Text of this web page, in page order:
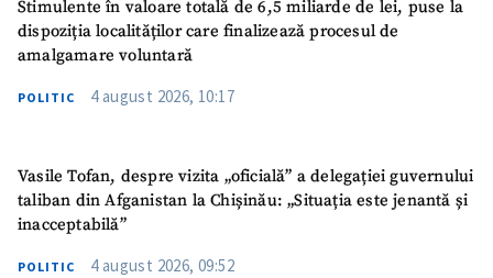
Stimulente în valoare totală de 6,5 miliarde de lei, puse la
dispoziția localităților care finalizează procesul de
amalgamare voluntară
POLITIC 4 august 2026, 10:17
Vasile Tofan, despre vizita „oficială” a delegației guvernului
taliban din Afganistan la Chișinău: „Situația este jenantă și
inacceptabilă”
POLITIC 4 august 2026, 09:52
Telefon
+ Telefon personal
TRIMITE ȘTIREA